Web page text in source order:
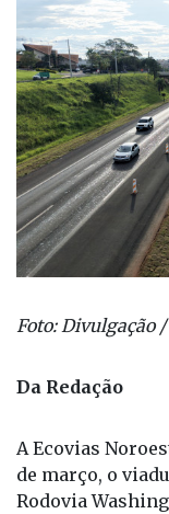
Foto: Divulgação /
Da Redação
A Ecovias
de março, o
Rodovia